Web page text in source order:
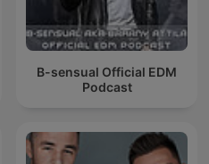
B-sensual Official EDM
Podcast